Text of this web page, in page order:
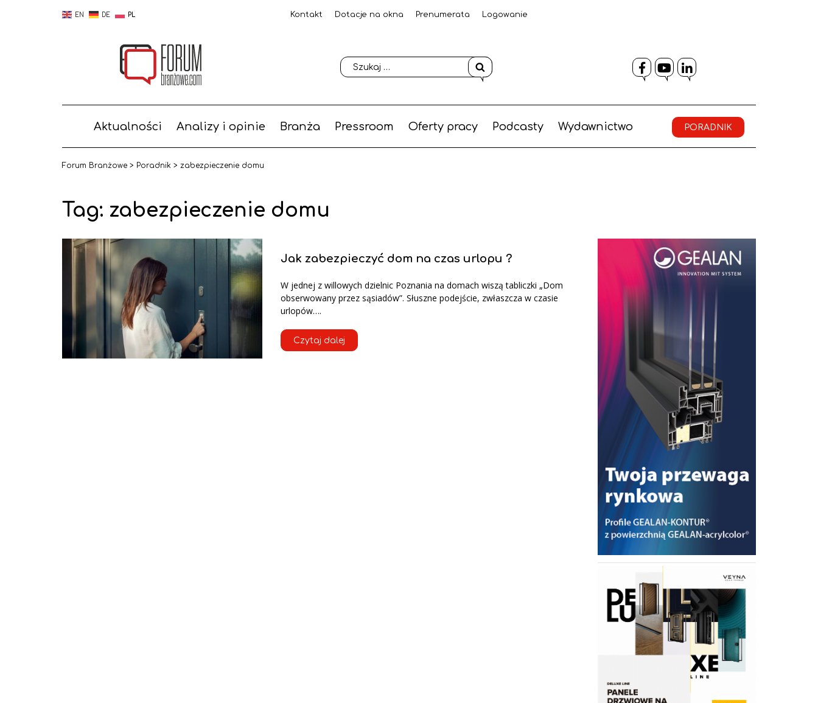
EN DE PL Kontakt Dotacje na okna Prenumerata Logowanie
Facebook
YouTube
LinkedIn
Aktualności Analizy i opinie Branża Pressroom Oferty pracy Podcasty Wydawnictwo PORADNIK
Forum Branżowe > Poradnik > zabezpieczenie domu
Tag: zabezpieczenie domu
Jak zabezpieczyć dom na czas urlopu ?
W jednej z willowych dzielnic Poznania na domach wiszą tabliczki „Dom
obserwowany przez sąsiadów”. Słuszne podejście, zwłaszcza w czasie
urlopów….
Czytaj dalej